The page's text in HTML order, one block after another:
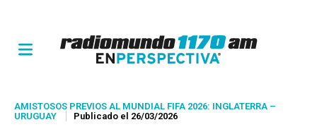
AMISTOSOS PREVIOS AL MUNDIAL FIFA 2026: INGLATERRA –
URUGUAY
Publicado el 26/03/2026